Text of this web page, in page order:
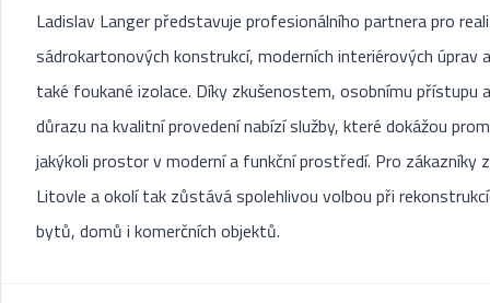
Ladislav Langer představuje profesionálního partnera pro
sádrokartonových konstrukcí, moderních interiérových úprav
také foukané izolace. Díky zkušenostem, osobnímu přístupu a
důrazu na kvalitní provedení nabízí služby, které dokážou
jakýkoli prostor v moderní a funkční prostředí. Pro zákazníky z
Litovle a okolí tak zůstává spolehlivou volbou při
bytů, domů i komerčních objektů.